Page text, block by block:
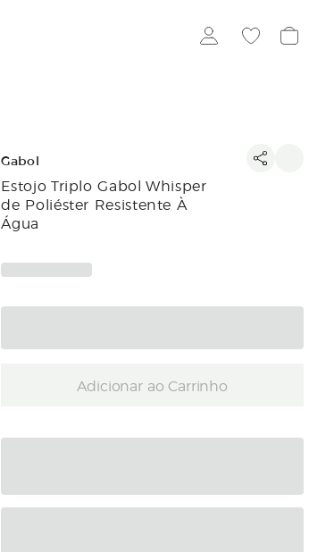
Gabol
Estojo Triplo Gabol Whisper
de Poliéster Resistente À
Água
Adicionar ao Carrinho